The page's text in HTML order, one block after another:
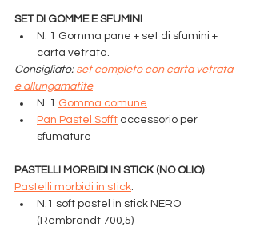
SET DI GOMME E SFUMINI
N. 1 Gomma pane + set di sfumini +
carta vetrata.
Consigliato: set completo con carta vetrata
e allungamatite
N. 1 Gomma comune
Pan Pastel Sofft accessorio per
sfumature
PASTELLI MORBIDI IN STICK (NO OLIO)
Pastelli morbidi in stick:
N.1 soft pastel in stick NERO
(Rembrandt 700,5)